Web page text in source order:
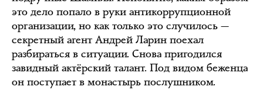
это дело попало в руки антикоррупционной
организации, но как только это случилось —
секретный агент Андрей Ларин поехал
разбираться в ситуации. Снова пригодился
завидный актёрский талант. Под видом беженца
он поступает в монастырь послушником.